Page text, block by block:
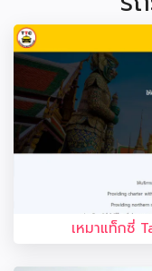
เหมาแท็กซี่